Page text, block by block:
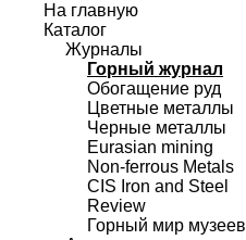
На главную
Каталог
Журналы
Горный журнал
Обогащение руд
Цветные металлы
Черные металлы
Eurasian mining
Non-ferrous Мetals
CIS Iron and Steel
Review
Горный мир музеев